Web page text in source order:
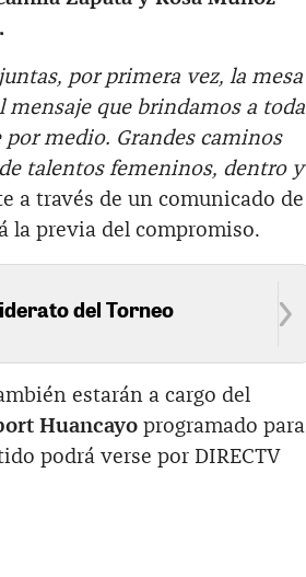
por primera vez, la mesa
mensaje que brindamos a toda
medio. Grandes caminos
talentos femeninos, dentro y
a través de un comunicado de
la previa del compromiso.
del Torneo
estarán a cargo del
Huancayo programado para
podrá verse por DIRECTV